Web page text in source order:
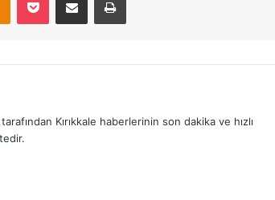
Kırıkkale haberlerinin son dakika ve hızlı